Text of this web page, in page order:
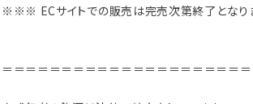
※※※ ECサイトでの販売は完売次第終了とな
＝＝＝＝＝＝＝＝＝＝＝＝＝＝＝＝＝＝＝＝